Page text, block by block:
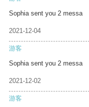
Sophia sent you 2 messa
2021-12-04
游客
Sophia sent you 2 messa
2021-12-02
游客